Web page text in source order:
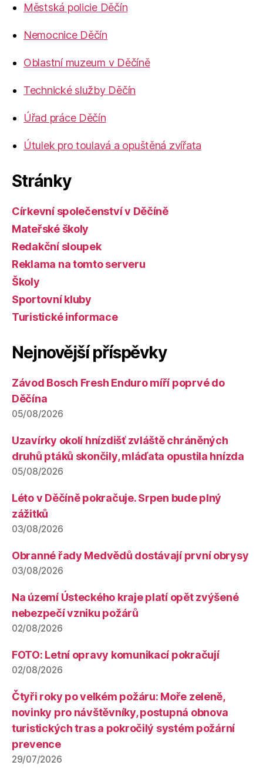
Městská policie Děčín
Nemocnice Děčín
Oblastní muzeum v Děčíně
Technické služby Děčín
Úřad práce Děčín
Útulek pro toulavá a opuštěná zvířata
Stránky
Církevní společenství v Děčíně
Mateřské školy
Redakční sloupek
Reklama na tomto serveru
Školy
Sportovní kluby
Turistické informace
Nejnovější příspěvky
Závod Bosch Fresh Enduro míří poprvé do
Děčína
05/08/2026
Uzavírky okolí hnízdišť zvláště chráněných
druhů ptáků skončily, mláďata opustila hnízda
05/08/2026
Léto v Děčíně pokračuje. Srpen bude plný
zážitků
03/08/2026
Obranné řady Medvědů dostávají první obrysy
03/08/2026
Na území Ústeckého kraje platí opět zvýšené
nebezpečí vzniku požárů
02/08/2026
FOTO: Letní opravy komunikací pokračují
02/08/2026
Čtyři roky po velkém požáru: Moře zeleně,
novinky pro návštěvníky, postupná obnova
turistických tras a pokročilý systém požární
prevence
29/07/2026